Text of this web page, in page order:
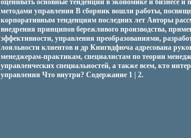
оценивать основные тенденции в экономике и бизнесе и
методами управления В сборник вошли работы,
корпоративным тенденциям последних лет Авторы
внедрения принципов бережливого производства,
эффективности, управления преобразованиями,
лояльности клиентов и др Книгвдфюча адресована
менеджерам-практикам, специалистам по теории
управленческих специальностей, а также всем, кто
управления Что внутри? Содержание 1 | 2.